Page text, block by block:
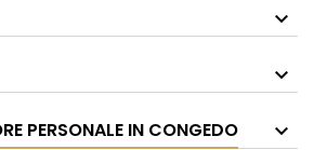
PERSONALE IN CONGEDO